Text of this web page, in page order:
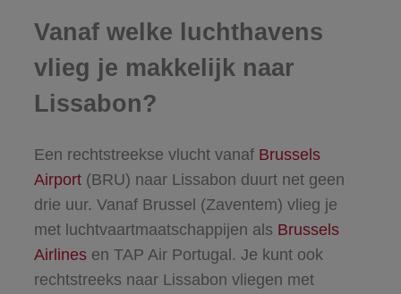
Vanaf welke luchthavens
vlieg je makkelijk naar
Lissabon?
Een rechtstreekse vlucht vanaf Brussels
Airport(BRU) naar Lissabon duurt net geen
drie uur. Vanaf Brussel (Zaventem) vlieg je
met luchtvaartmaatschappijen als Brussels
Airlinesen TAP Air Portugal. Je kunt ook
rechtstreeks naar Lissabon vliegen met